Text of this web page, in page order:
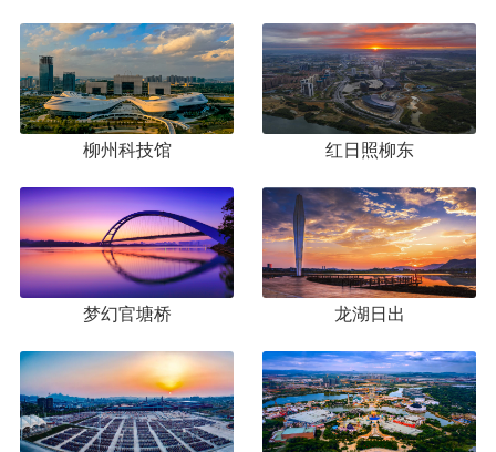
柳州科技馆 红日照柳东
梦幻官塘桥 龙湖日出